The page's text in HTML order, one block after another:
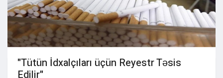
"Tütün İdxalçıları üçün Reyestr Təsis
Edilir"